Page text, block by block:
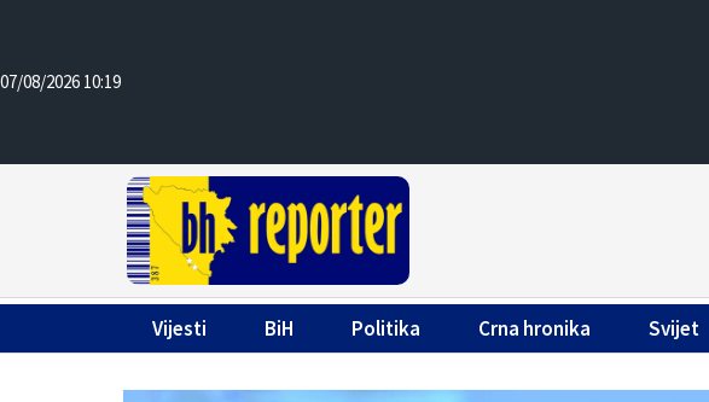
07/08/2026 10:19
Vijesti BiH Politika Crna hronika Svijet